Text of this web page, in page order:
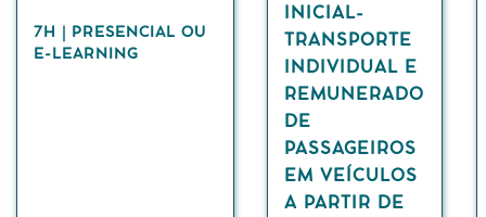
7H | PRESENCIAL OU
E-LEARNING
INICIAL-
TRANSPORTE
INDIVIDUAL E
REMUNERADO
DE
PASSAGEIROS
EM VEÍCULOS
A PARTIR DE